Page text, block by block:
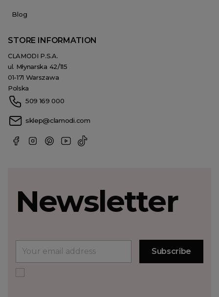
Blog
STORE INFORMATION
CLAMODI P.S.A.
ul. Młynarska 42/115
01-171 Warszawa
Polska
509 169 000
sklep@clamodi.com
Newsletter